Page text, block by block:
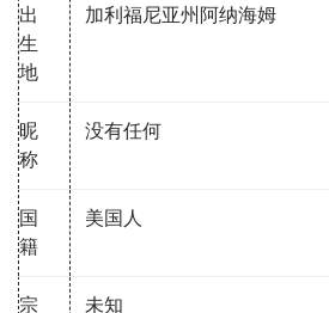
出
生
地
加利福尼亚州阿纳海姆
昵
称
没有任何
国
籍
美国人
宗
未知